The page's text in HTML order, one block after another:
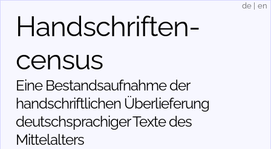
Handschriften­
census
Eine Bestandsaufnahme der
handschriftlichen Über­lieferung
deutschsprachiger Texte des
Mittelalters
de en